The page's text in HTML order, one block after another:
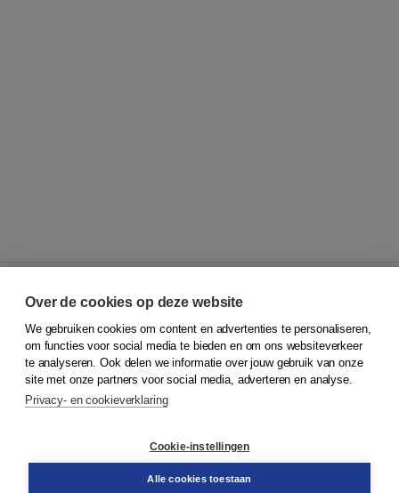
© 2026Koninklijke Boom uitgevers
Klantenservice
Service & informatie
Contact
Over de cookies op deze website
We gebruiken cookies om content en advertenties te personaliseren,
om functies voor social media te bieden en om ons websiteverkeer
te analyseren. Ook delen we informatie over jouw gebruik van onze
site met onze partners voor social media, adverteren en analyse.
Privacy- en cookieverklaring
Cookie-instellingen
Alle cookies toestaan